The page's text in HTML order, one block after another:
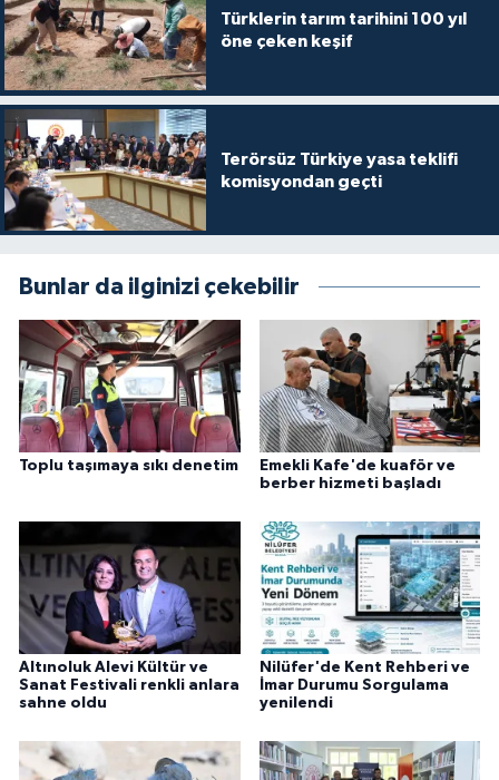
Türklerin tarım tarihini 100 yıl
öne çeken keşif
Terörsüz Türkiye yasa teklifi
komisyondan geçti
Bunlar da ilginizi çekebilir
Toplu taşımaya sıkı denetim
Emekli Kafe'de kuaför ve
berber hizmeti başladı
Altınoluk Alevi Kültür ve
Sanat Festivali renkli anlara
sahne oldu
Nilüfer'de Kent Rehberi ve
İmar Durumu Sorgulama
yenilendi